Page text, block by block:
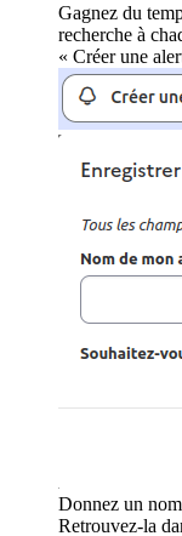
Gagnez du
recherche à
« Créer une
Donnez un
Retrouvez-la